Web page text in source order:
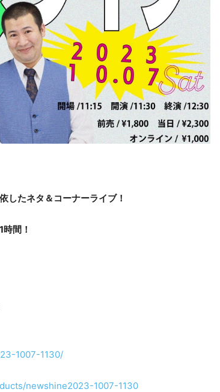
したネタ＆コーナーライブ！
間！
1007-1130/
newshine2023-1007-1130